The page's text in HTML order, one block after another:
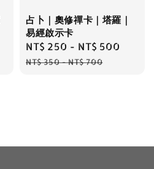
占卜｜奧修禪卡｜塔羅｜
易經啟示卡
Sale
price
NT$ 250 - NT$ 500
NT$ 350-NT$ 700